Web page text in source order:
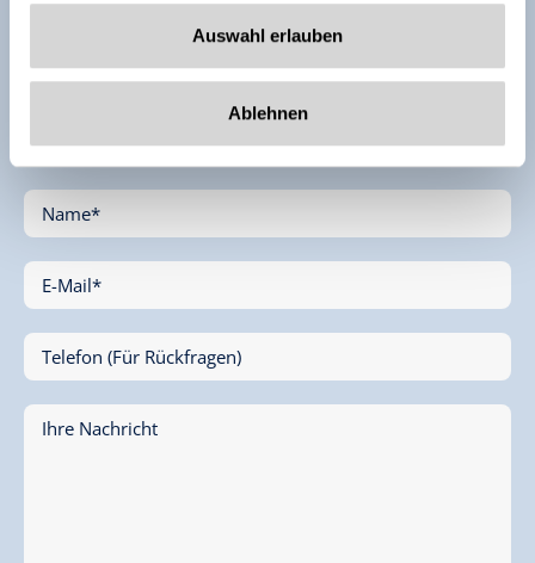
Auswahl erlauben
Ablehnen
Vorname*
Name*
E-Mail*
Telefon (Für Rückfragen)
Ihre Nachricht